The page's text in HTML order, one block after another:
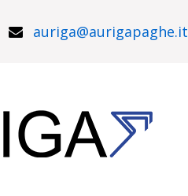
auriga@aurigapaghe.it